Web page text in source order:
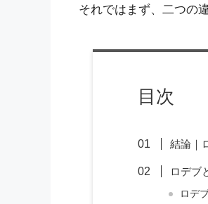
それではまず、二つの
目次
結論｜
ロデブ
ロデ